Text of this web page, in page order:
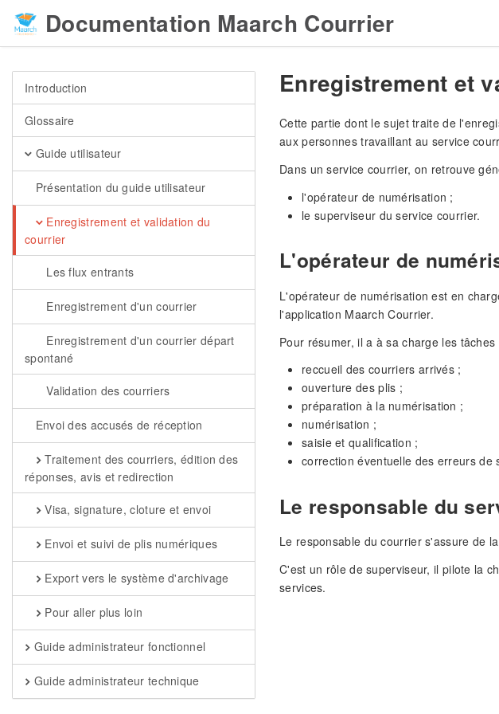
Documentation Maarch Courrier
Introduction
Glossaire
Guide utilisateur
Présentation du guide utilisateur
Enregistrement et validation du
courrier
Les flux entrants
Enregistrement d'un courrier
Enregistrement d'un courrier départ
spontané
Validation des courriers
Envoi des accusés de réception
Traitement des courriers, édition des
réponses, avis et redirection
Visa, signature, cloture et envoi
Envoi et suivi de plis numériques
Export vers le système d'archivage
Pour aller plus loin
Guide administrateur fonctionnel
Guide administrateur technique
Enregistrement et
Cette partie dont le sujet traite de
aux personnes travaillant au service
Dans un service courrier, on retrouve
l'opérateur de numérisation ;
le superviseur du service courrier.
L'opérateur de
L'opérateur de numérisation est en
l'application Maarch Courrier.
Pour résumer, il a à sa charge les tâches
reccueil des courriers arrivés ;
ouverture des plis ;
préparation à la numérisation ;
numérisation ;
saisie et qualification ;
correction éventuelle des erreurs de
Le responsable du
Le responsable du courrier s'assure de
C'est un rôle de superviseur, il pilote la
services.